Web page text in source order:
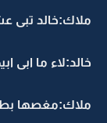
ملاك:خالد تبى
خالد:لاء ما ابى
ملاك:مغصها